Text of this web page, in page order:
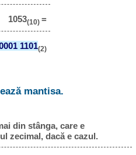
1053(10) =
1101(2)
mantisa.
din stânga, care e
zecimal, dacă e cazul.